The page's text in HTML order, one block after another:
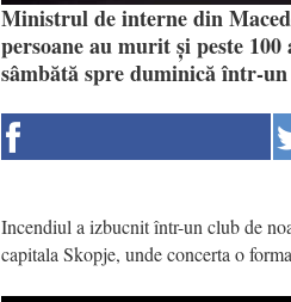
Ministrul de interne din
persoane au murit și peste
sâmbătă spre duminică într-
Incendiul a izbucnit într-un club de
capitala Skopje, unde concerta o